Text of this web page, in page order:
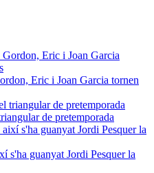
Eric i Joan Garcia tornen
de pretemporada
s'ha guanyat Jordi Pesquer la